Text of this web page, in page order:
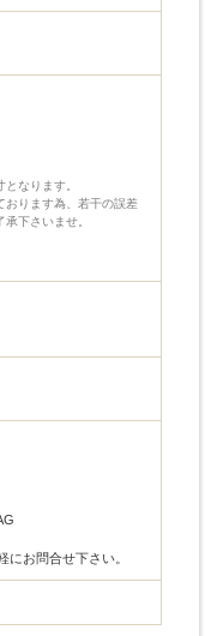
なります。
おります為、若干の誤差
下さいませ。
お問合せ下さい。